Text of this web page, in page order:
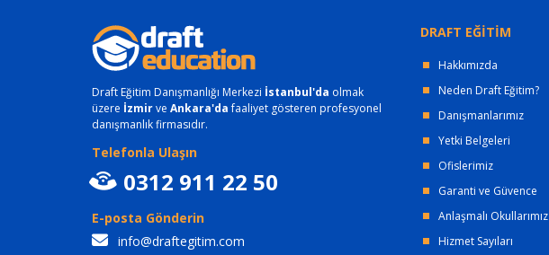
Draft Eğitim Danışmanlığı Merkezi İstanbul'da olmak
üzere İzmirve Ankara'dafaaliyet gösteren profesyonel
danışmanlık firmasıdır.
Telefonla Ulaşın
0312 911 22 50
E-posta Gönderin
info@draftegitim.com
DRAFT EĞİTİM
Hakkımızda
Neden Draft Eğitim?
Danışmanlarımız
Yetki Belgeleri
Ofislerimiz
Garanti ve Güvence
Anlaşmalı Okullarımız
Hizmet Sayıları